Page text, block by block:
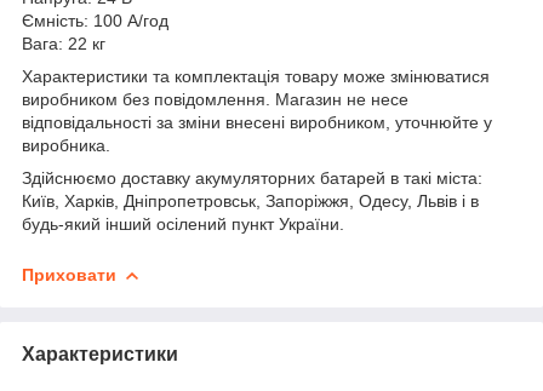
Ємність: 100 А/год
Вага: 22 кг
Характеристики та комплектація товару може змінюватися
виробником без повідомлення. Магазин не несе
відповідальності за зміни внесені виробником, уточнюйте у
виробника.
Здійснюємо доставку акумуляторних батарей в такі міста:
Київ, Харків, Дніпропетровськ, Запоріжжя, Одесу, Львів і в
будь-який інший осілений пункт України.
Приховати
Характеристики